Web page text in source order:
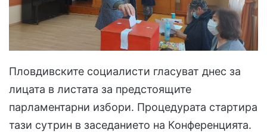
l
Пловдивските социалисти гласуват днес за
лицата в листата за предстоящите
парламентарни избори. Процедурата стартира
тази сутрин в заседанието на Конференцията.